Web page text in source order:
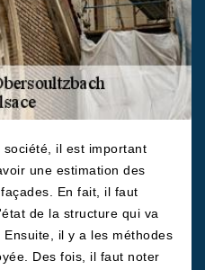
il est important
une estimation des
En fait, il faut
de la structure qui va
il y a les méthodes
Des fois, il faut noter